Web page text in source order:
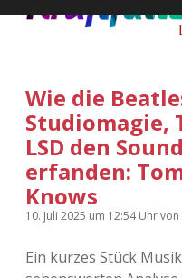
Wie die
Studiomagie,
LSD den
erfanden:
Knows
10. Juli 2025 um 12:54 Uhrvon
Ein kurzes Stück